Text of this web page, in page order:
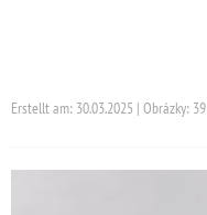
Erstellt am: 30.03.2025 | Obrázky: 39